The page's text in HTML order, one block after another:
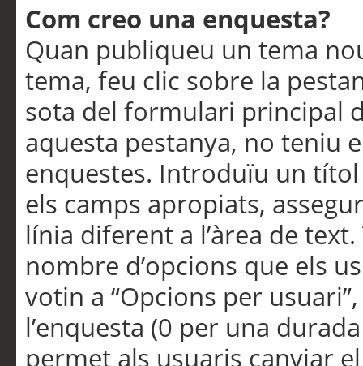
Com creo una enquesta?
Quan publiqueu un tema
tema, feu clic sobre la
sota del formulari principal
aquesta pestanya, no teniu
enquestes. Introduïu un
els camps apropiats,
línia diferent a l’àrea de
nombre d’opcions que els
votin a “Opcions per
l’enquesta (0 per una
permet als usuaris canviar